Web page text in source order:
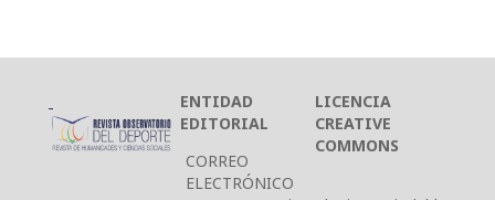
ENTIDAD
EDITORIAL
CORREO
ELECTRÓNICO
LICENCIA
CREATIVE
COMMONS